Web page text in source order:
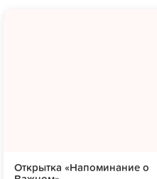
Открытка «Напоминание о